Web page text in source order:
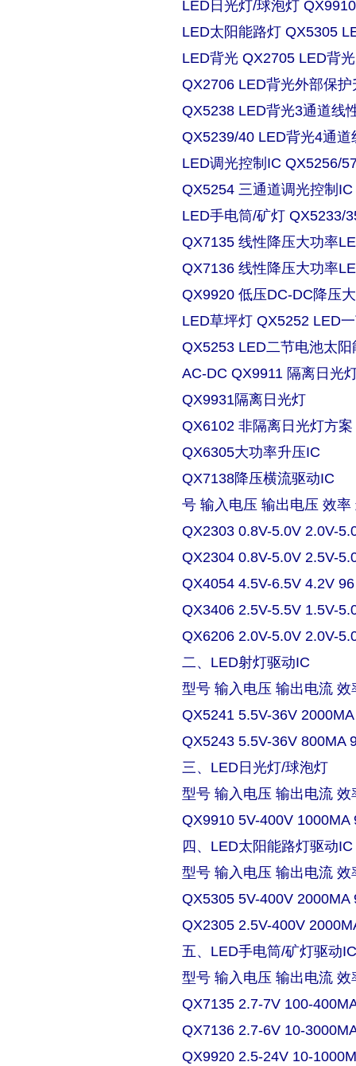
LED日光灯/球泡灯
LED太阳能路灯 QX5305
LED背光 QX2705 LED背
QX2706 LED背光外部保
QX5238 LED背光3通道线
QX5239/40 LED背光4通
LED调光控制IC QX5256/
QX5254 三通道调光控制
LED手电筒/矿灯 QX5233/
QX7135 线性降压大功率
QX7136 线性降压大功率
QX9920 低压DC-DC降压
LED草坪灯 QX5252 LED
QX5253 LED二节电池太
AC-DC QX9911 隔离日光
QX9931隔离日光灯
QX6102 非隔离日光灯方案
QX6305大功率升压IC
QX7138降压横流驱动IC
号 输入电压 输出电压 效率
QX2303 0.8V-5.0V 2.0V-
QX2304 0.8V-5.0V 2.5V-
QX4054 4.5V-6.5V 4.2V
QX3406 2.5V-5.5V 1.5V-
QX6206 2.0V-5.0V 2.0V-
二、LED射灯驱动IC
型号 输入电压 输出电流 效
QX5241 5.5V-36V
QX5243 5.5V-36V 800MA
三、LED日光灯/球泡灯
型号 输入电压 输出电流 效
QX9910 5V-400V 1000MA
四、LED太阳能路灯驱动IC
型号 输入电压 输出电流 效
QX5305 5V-400V 2000MA
QX2305 2.5V-400V
五、LED手电筒/矿灯驱动
型号 输入电压 输出电流 效
QX7135 2.7-7V 100-
QX7136 2.7-6V 10-
QX9920 2.5-24V 10-